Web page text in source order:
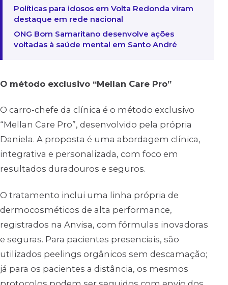
Políticas para idosos em Volta Redonda viram
destaque em rede nacional
ONG Bom Samaritano desenvolve ações
voltadas à saúde mental em Santo André
O método exclusivo “Mellan Care Pro”
O carro-chefe da clínica é o método exclusivo
“Mellan Care Pro”, desenvolvido pela própria
Daniela. A proposta é uma abordagem clínica,
integrativa e personalizada, com foco em
resultados duradouros e seguros.
O tratamento inclui uma linha própria de
dermocosméticos de alta performance,
registrados na Anvisa, com fórmulas inovadoras
e seguras. Para pacientes presenciais, são
utilizados peelings orgânicos sem descamação;
já para os pacientes a distância, os mesmos